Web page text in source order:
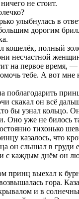
не стоит.
улыбнулась в
дорогим
кошелёк, полный
несчастной
на первое время, —
тебе. А вот мне
поблагодарить
скакал он всё
бы узнал кольцо.
Оно уже не билось
тихонько
казалось, что
он слышал в груди
с каждым днём он
принц выехал к
гора.
и в